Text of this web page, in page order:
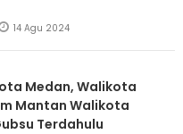
14 Agu 2024
Medan, Walikota
Mantan Walikota
Terdahulu